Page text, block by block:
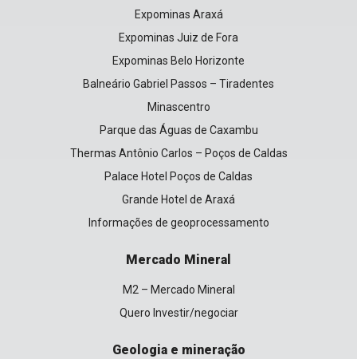
Expominas Araxá
Expominas Juiz de Fora
Expominas Belo Horizonte
Balneário Gabriel Passos – Tiradentes
Minascentro
Parque das Águas de Caxambu
Thermas Antônio Carlos – Poços de Caldas
Palace Hotel Poços de Caldas
Grande Hotel de Araxá
Informações de geoprocessamento
Mercado Mineral
M2 – Mercado Mineral
Quero Investir/negociar
Geologia e mineração